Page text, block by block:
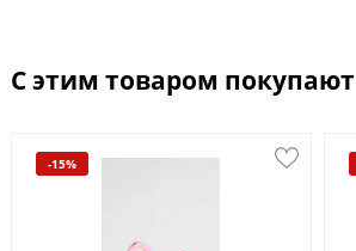
С этим товаром покупают
-15%